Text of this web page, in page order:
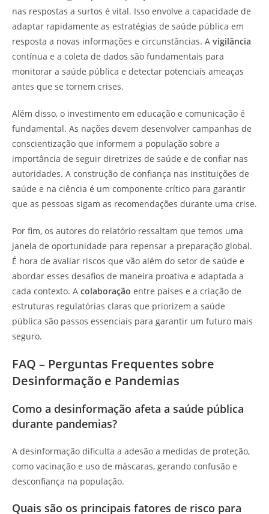
nas respostas a surtos é vital. Isso envolve a capacidade de
adaptar rapidamente as estratégias de saúde pública em
resposta a novas informações e circunstâncias. A vigilância
contínua e a coleta de dados são fundamentais para
monitorar a saúde pública e detectar potenciais ameaças
antes que se tornem crises.
Além disso, o investimento em educação e comunicação é
fundamental. As nações devem desenvolver campanhas de
conscientização que informem a população sobre a
importância de seguir diretrizes de saúde e de confiar nas
autoridades. A construção de confiança nas instituições de
saúde e na ciência é um componente crítico para garantir
que as pessoas sigam as recomendações durante uma crise.
Por fim, os autores do relatório ressaltam que temos uma
janela de oportunidade para repensar a preparação global.
É hora de avaliar riscos que vão além do setor de saúde e
abordar esses desafios de maneira proativa e adaptada a
cada contexto. A colaboração entre países e a criação de
estruturas regulatórias claras que priorizem a saúde
pública são passos essenciais para garantir um futuro mais
seguro.
FAQ – Perguntas Frequentes sobre
Desinformação e Pandemias
Como a desinformação afeta a saúde pública
durante pandemias?
A desinformação dificulta a adesão a medidas de proteção,
como vacinação e uso de máscaras, gerando confusão e
desconfiança na população.
Quais são os principais fatores de risco para